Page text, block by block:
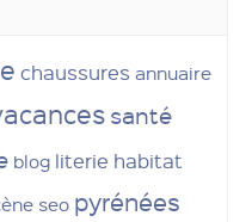
chaussures annuaire
santé
blog literie habitat
seo pyrénées